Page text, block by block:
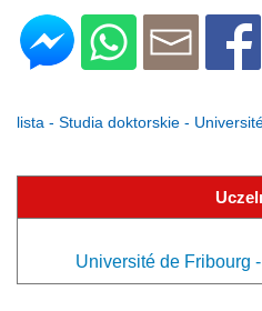
lista - Studia doktorskie -
Université de Fribourg